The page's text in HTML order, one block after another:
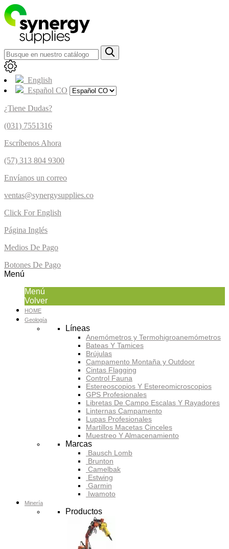
English
Español CO
¿Tiene Dudas?
(031) 7551316
Escríbenos Ahora
(57) 313 804 9300
Envíanos un correo
ventas@synergysupplies.co
Click For English
Página Inglés
Medios De Pago
Botones De Pago
Menú
Menú
Volver
HOME
Geología
Líneas
Anemómetros y Termohigroanemómetros
Bateas Y Tamices
Brújulas
Campamento Montaña y Outdoor
Cintas Flagging
Control Fauna
Estereoscopios Y Estereomicroscopios
GPS Profesionales
Libretas De Campo Escalas Y Rayadores
Linternas Campamento
Lupas Profesionales
Martillos Macetas Cinceles
Muestreo Y Almacenamiento
Marcas
Bausch Lomb
Brunton
Camelbak
Estwing
Garmin
Iwamoto
Minería
Productos